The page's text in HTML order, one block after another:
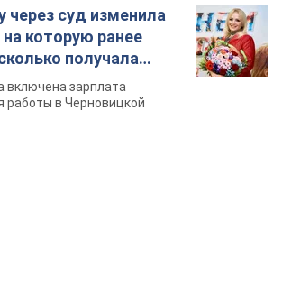
через суд изменила
которую ранее
получала
включена зарплата
работы в Черновицкой